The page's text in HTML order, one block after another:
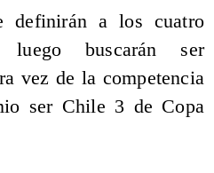
definirán a los cuatro
luego buscarán ser
vez de la competencia
ser Chile 3 de Copa